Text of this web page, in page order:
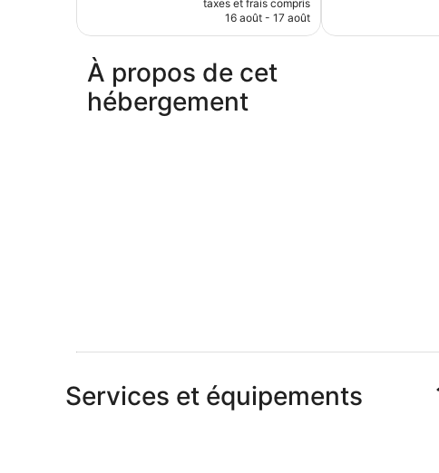
prix
55 €
taxes et frais compris
16 août - 17 août
À propos de cet
hébergement
Services et équipements